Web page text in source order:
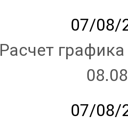
07/08/
Расчет
07/08/